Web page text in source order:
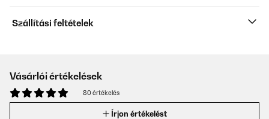
Szállítási feltételek
Vásárlói értékelések
80 értékelés
Írjon értékelést